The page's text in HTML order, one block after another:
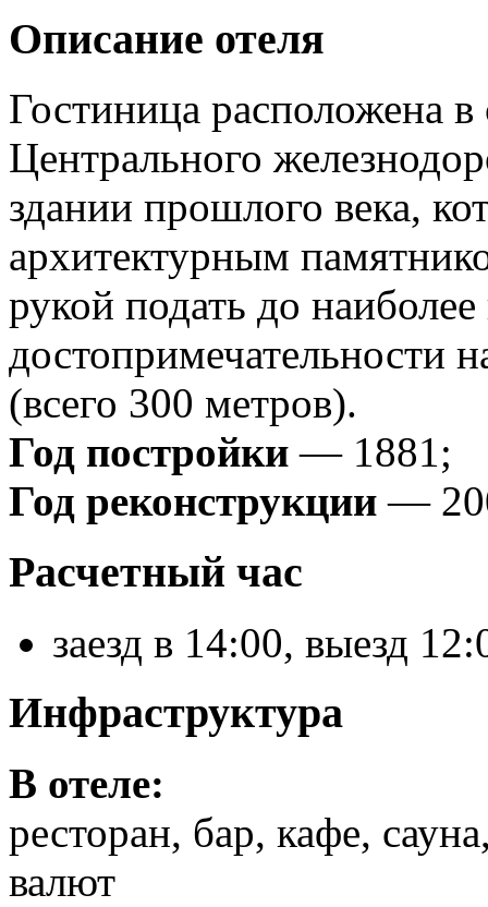
Описание отеля
Гостиница расположена
Центрального
здании прошлого века,
архитектурным
рукой подать до наиболее
достопримечательности
(всего 300 метров).
Год постройки— 1881;
Год реконструкции —
Расчетный час
заезд в 14:00, выезд
Инфраструктура
В отеле:
ресторан, бар, кафе,
валют